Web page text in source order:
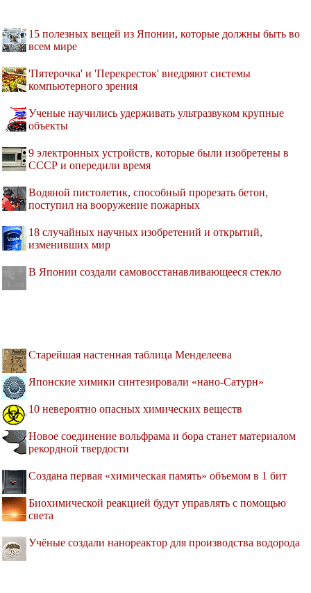
15 полезных вещей из Японии, которые должны быть во
всем мире
'Пятерочка' и 'Перекресток' внедряют системы
компьютерного зрения
Ученые научились удерживать ультразвуком крупные
объекты
9 электронных устройств, которые были изобретены в
СССР и опередили время
Водяной пистолетик, способный прорезать бетон,
поступил на вооружение пожарных
18 случайных научных изобретений и открытий,
изменивших мир
В Японии создали самовосстанавливающееся стекло
Старейшая настенная таблица Менделеева
Японские химики синтезировали «нано-Сатурн»
10 невероятно опасных химических веществ
Новое соединение вольфрама и бора станет материалом
рекордной твердости
Создана первая «химическая память» объемом в 1 бит
Биохимической реакцией будут управлять с помощью
света
Учёные создали нанореактор для производства водорода